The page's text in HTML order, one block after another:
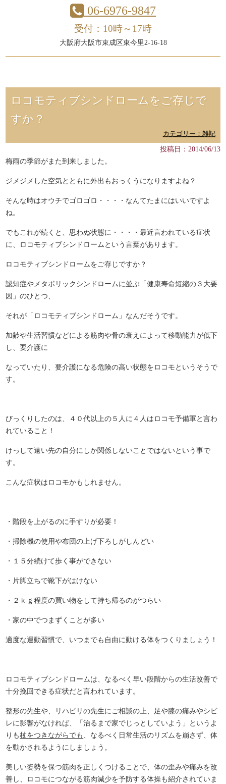
06-6976-9847
受付：10時～17時
大阪府大阪市東成区東今里2-16-18
ロコモティブシンドロームをご存じで
すか？
カテゴリー：雑記
投稿日：2014/06/13
梅雨の季節がまた到来しました。
ジメジメした空気とともに外出もおっくうになりますよね？
そんな時はオウチでゴロゴロ・・・・なんてたまにはいいですよ
ね。
でもこれが続くと、思わぬ状態に・・・・最近言われている症状
に、ロコモティブシンドロームという言葉があります。
ロコモティブシンドロームをご存じですか？
認知症やメタボリックシンドロームに並ぶ「健康寿命短縮の３大要
因」のひとつ、
それが「ロコモティブシンドローム」なんだそうです。
加齢や生活習慣などによる筋肉や骨の衰えによって移動能力が低下
し、要介護に
なっていたり、要介護になる危険の高い状態をロコモというそうで
す。
びっくりしたのは、４０代以上の５人に４人はロコモ予備軍と言わ
れていること！
けっして遠い先の自分にしか関係しないことではないという事で
す。
こんな症状はロコモかもしれません。
・階段を上がるのに手すりが必要！
・掃除機の使用や布団の上げ下ろしがしんどい
・１５分続けて歩く事ができない
・片脚立ちで靴下がはけない
・２ｋｇ程度の買い物をして持ち帰るのがつらい
・家の中でつまずくことが多い
適度な運動習慣で、いつまでも自由に動ける体をつくりましょう！
ロコモティブシンドロームは、なるべく早い段階からの生活改善で
十分挽回できる症状だと言われています。
整形の先生や、リハビリの先生にご相談の上、足や膝の痛みやシビ
レに影響がなければ、「治るまで家でじっとしていよう」というよ
りも杖をつきながらでも
、なるべく日常生活のリズムを崩さず、体
を動かされるようにしましょう。
美しい姿勢を保つ筋肉を正しくつけることで、体の歪みや痛みを改
善し、ロコモにつながる筋肉減少を予防する体操も紹介されていま